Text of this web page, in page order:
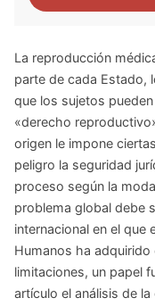
La reproducción
parte de cada Estado,
que los sujetos
«derecho
origen le impone
peligro la seguridad
proceso según la
problema global debe
internacional en el que
Humanos ha
limitaciones, un papel
artículo el análisis de